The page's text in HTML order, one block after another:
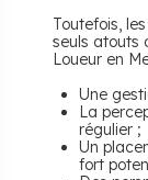
Toutefois,
seuls atouts
Loueur en
Une
La
régulier ;
Un
fort